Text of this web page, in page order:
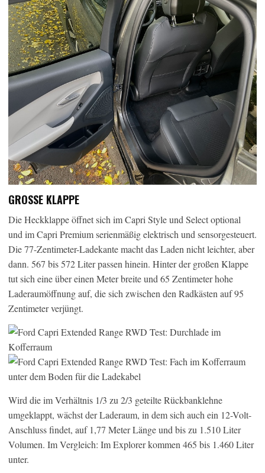
GROSSE KLAPPE
Die Heckklappe öffnet sich im Capri Style und Select optional
und im Capri Premium serienmäßig elektrisch und sensorgesteuert.
Die 77-Zentimeter-Ladekante macht das Laden nicht leichter, aber
dann. 567 bis 572 Liter passen hinein. Hinter der großen Klappe
tut sich eine über einen Meter breite und 65 Zentimeter hohe
Laderaumöffnung auf, die sich zwischen den Radkästen auf 95
Zentimeter verjüngt.
Wird die im Verhältnis 1/3 zu 2/3 geteilte Rückbanklehne
umgeklappt, wächst der Laderaum, in dem sich auch ein 12-Volt-
Anschluss findet, auf 1,77 Meter Länge und bis zu 1.510 Liter
Volumen. Im Vergleich: Im Explorer kommen 465 bis 1.460 Liter
unter.